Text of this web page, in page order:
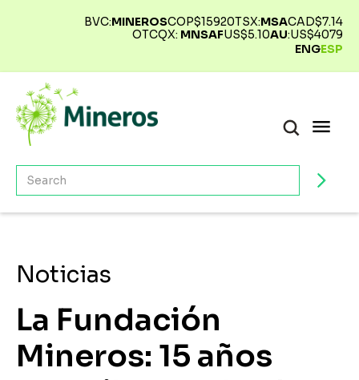
BVC:MINEROSCOP$15920TSX:MSACAD$7.14
OTCQX: MNSAFUS$5.10AU:US$4079
ENGESP
Noticias
La Fundación
Mineros: 15 años